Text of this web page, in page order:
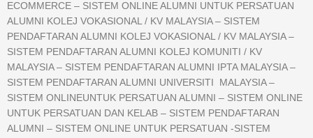
ECOMMERCE – SISTEM ONLINE ALUMNI UNTUK PERSATUAN
ALUMNI KOLEJ VOKASIONAL / KV MALAYSIA – SISTEM
PENDAFTARAN ALUMNI KOLEJ VOKASIONAL / KV MALAYSIA –
SISTEM PENDAFTARAN ALUMNI KOLEJ KOMUNITI / KV
MALAYSIA – SISTEM PENDAFTARAN ALUMNI IPTA MALAYSIA –
SISTEM PENDAFTARAN ALUMNI UNIVERSITI MALAYSIA –
SISTEM ONLINEUNTUK PERSATUAN ALUMNI – SISTEM ONLINE
UNTUK PERSATUAN DAN KELAB – SISTEM PENDAFTARAN
ALUMNI – SISTEM ONLINE UNTUK PERSATUAN -SISTEM